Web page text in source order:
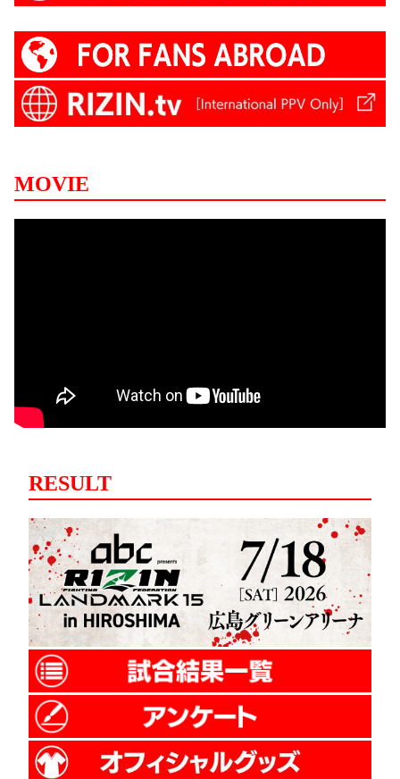
MOVIE
RESULT